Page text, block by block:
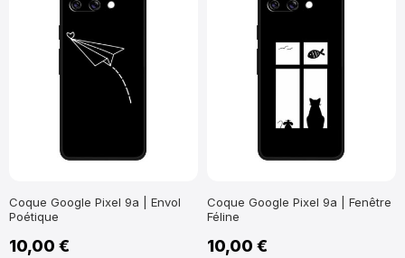
Coque Google Pixel 9a | Envol
Poétique
10,00 €
Coque Google Pixel 9a | Fenêtre
Féline
10,00 €